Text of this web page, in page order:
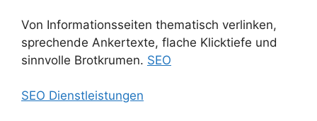
Von Informationsseiten thematisch verlinken,
sprechende Ankertexte, flache Klicktiefe und
sinnvolle Brotkrumen. SEO
SEO Dienstleistungen